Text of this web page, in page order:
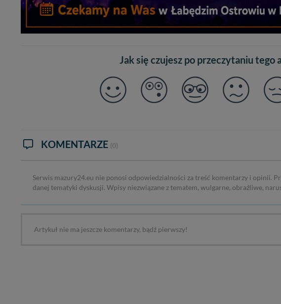
Jak się czujesz po przeczytaniu tego
KOMENTARZE (0)
Serwis mazury24.eu nie ponosi odpowiedzialności za treść komentarzy i opinii.
danej tematyki dyskusji. Wpisy niezwiązane z tematem, wulgarne, obraźliwe,
Artykuł nie ma jeszcze komentarzy, bądź pierwszy!
przypadkach nie możemy tego zrobić za
Dziękujemy, i życzmy miłego